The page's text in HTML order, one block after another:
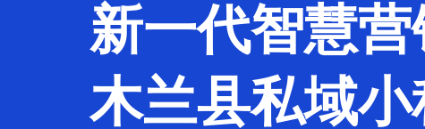
新一代智慧营
木兰县私域小